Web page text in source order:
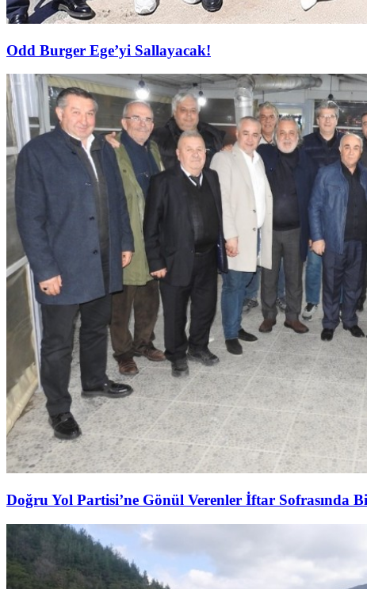
Odd Burger Ege’yi Sallayacak!
Doğru Yol Partisi’ne Gönül Verenler İftar Sofrasında